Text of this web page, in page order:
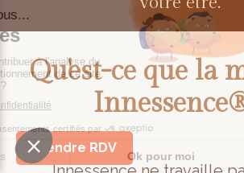
Prendre RDV
Qu'est-ce que la